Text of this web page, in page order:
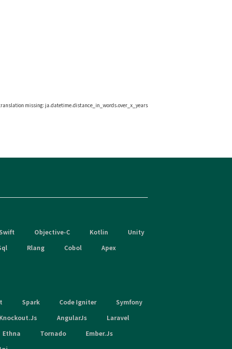
missing: ja.datetime.distance_in_words.over_x_years
Swift Objective-C Kotlin
Unity
Rlang Cobol
Apex
Spark Code Igniter
Symfony
Knockout.Js AngularJs
Laravel
Ethna Tornado
Ember.Js